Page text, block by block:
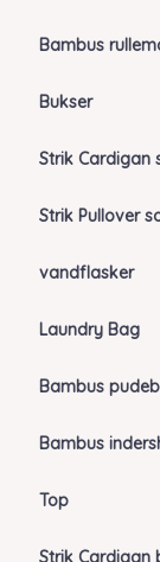
Bambus
Bukser
Strik Cardigan
Strik Pullover
vandflasker
Laundry Bag
Bambus
Bambus
Top
Strik Cardigan